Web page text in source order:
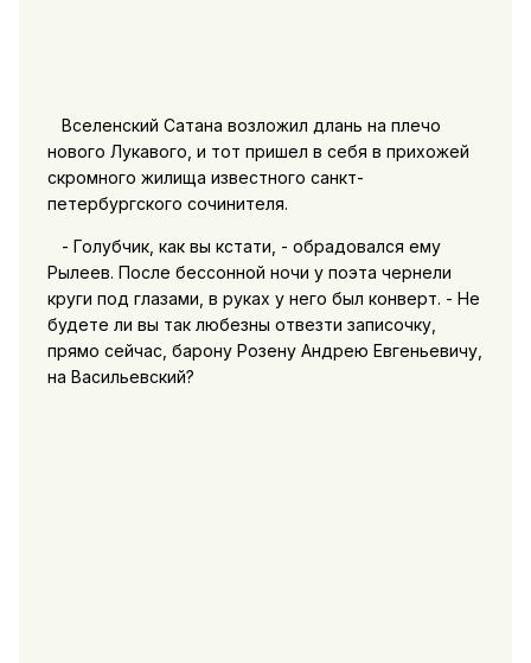
Вселенский Сатана возложил длань на плечо
нового Лукавого, и тот пришел в себя в прихожей
скромного жилища известного санкт-
петербургского сочинителя.
- Голубчик, как вы кстати, - обрадовался ему
Рылеев. После бессонной ночи у поэта чернели
круги под глазами, в руках у него был конверт. - Не
будете ли вы так любезны отвезти записочку,
прямо сейчас, барону Розену Андрею Евгеньевичу,
на Васильевский?